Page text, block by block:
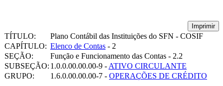
Imprimir
TÍTULO:
Plano Contábil das Instituições do SFN - COSIF
CAPÍTULO: Elenco de Contas - 2
SEÇÃO:
Função e Funcionamento das Contas - 2.2
SUBSEÇÃO: 1.0.0.00.00.00-9 - ATIVO CIRCULANTE
GRUPO:
1.6.0.00.00.00-7 - OPERAÇÕES DE CRÉDITO